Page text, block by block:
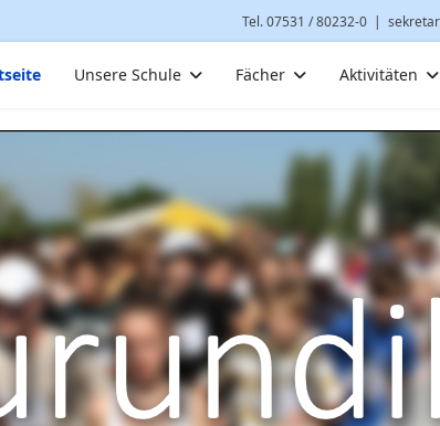
Tel. 07531 / 80232-0 |
Unsere Schule Fächer Aktivitäten